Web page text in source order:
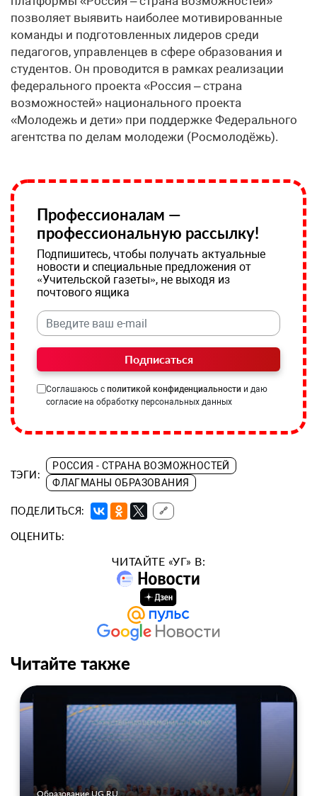
позволяет выявить наиболее мотивированные
команды и подготовленных лидеров среди
педагогов, управленцев в сфере образования и
студентов. Он проводится в рамках реализации
федерального проекта «Россия – страна
возможностей» национального проекта
«Молодежь и дети» при поддержке Федерального
агентства по делам молодежи (Росмолодёжь).
Профессионалам —
профессиональную рассылку!
Подпишитесь, чтобы получать актуальные
новости и специальные предложения от
«Учительской газеты», не выходя из
почтового ящика
Подписаться
Соглашаюсь с политикой конфиденциальности и даю
согласие на обработку персональных данных
ТЭГИ:
РОССИЯ - СТРАНА ВОЗМОЖНОСТЕЙ
ФЛАГМАНЫ ОБРАЗОВАНИЯ
ПОДЕЛИТЬСЯ: 🔗
ОЦЕНИТЬ:
ЧИТАЙТЕ «УГ» В:
Читайте также
Образование UG.RU